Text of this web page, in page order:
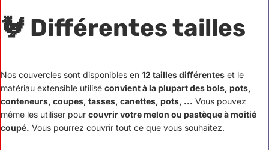
🐓 Différentes tailles
Nos couvercles sont disponibles en 12 tailles différentes et le
matériau extensible utilisé convient à la plupart des bols, pots,
conteneurs, coupes, tasses, canettes, pots, ... Vous pouvez
même les utiliser pour couvrir votre melon ou pastèque à moitié
coupé. Vous pourrez couvrir tout ce que vous souhaitez.